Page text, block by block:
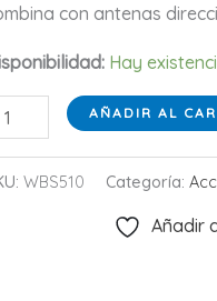
con antenas
Hay
AÑADIR AL
WBS510 Categoría:
Añadir